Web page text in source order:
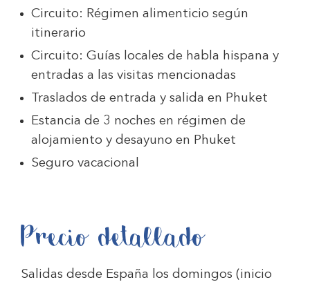
Circuito: Régimen alimenticio según
itinerario
Circuito: Guías locales de habla hispana y
entradas a las visitas mencionadas
Traslados de entrada y salida en Phuket
Estancia de 3 noches en régimen de
alojamiento y desayuno en Phuket
Seguro vacacional
Precio detallado
Salidas desde España los domingos (inicio